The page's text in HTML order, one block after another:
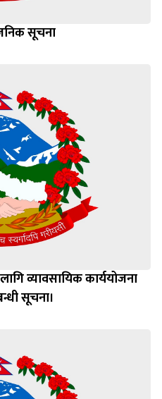
सूचना
व्यावसायिक कार्ययोजना
सूचना।